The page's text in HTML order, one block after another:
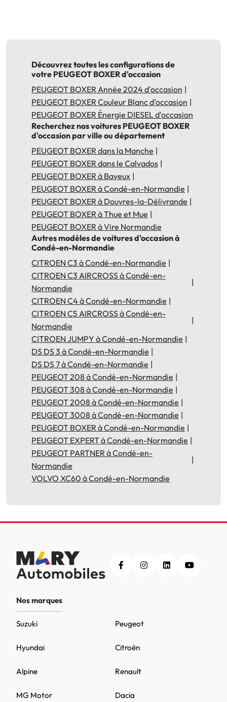
Découvrez toutes les configurations de
votre PEUGEOT BOXER d'occasion
PEUGEOT BOXER Année 2024 d'occasion
PEUGEOT BOXER Couleur Blanc d'occasion
PEUGEOT BOXER Énergie DIESEL d'occasion
Recherchez nos voitures PEUGEOT BOXER
d'occasion par ville ou département
PEUGEOT BOXER dans la Manche
PEUGEOT BOXER dans le Calvados
PEUGEOT BOXER à Bayeux
PEUGEOT BOXER à Condé-en-Normandie
PEUGEOT BOXER à Douvres-la-Délivrande
PEUGEOT BOXER à Thue et Mue
PEUGEOT BOXER à Vire Normandie
Autres modèles de voitures d'occasion à
Condé-en-Normandie
CITROEN C3 à Condé-en-Normandie
CITROEN C3 AIRCROSS à Condé-en-
Normandie
CITROEN C4 à Condé-en-Normandie
CITROEN C5 AIRCROSS à Condé-en-
Normandie
CITROEN JUMPY à Condé-en-Normandie
DS DS 3 à Condé-en-Normandie
DS DS 7 à Condé-en-Normandie
PEUGEOT 208 à Condé-en-Normandie
PEUGEOT 308 à Condé-en-Normandie
PEUGEOT 2008 à Condé-en-Normandie
PEUGEOT 3008 à Condé-en-Normandie
PEUGEOT BOXER à Condé-en-Normandie
PEUGEOT EXPERT à Condé-en-Normandie
PEUGEOT PARTNER à Condé-en-
Normandie
VOLVO XC60 à Condé-en-Normandie
Nos marques
Peugeot
MG Motor
Citroën
Renault
Hyundai
Dacia
Alpine
Suzuki